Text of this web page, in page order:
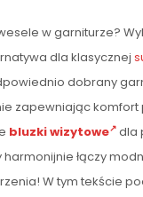
w garniturze?
dla klasycznej
dobrany
zapewniając komfort
bluzki wizytowe dla
łączy
W tym tekście